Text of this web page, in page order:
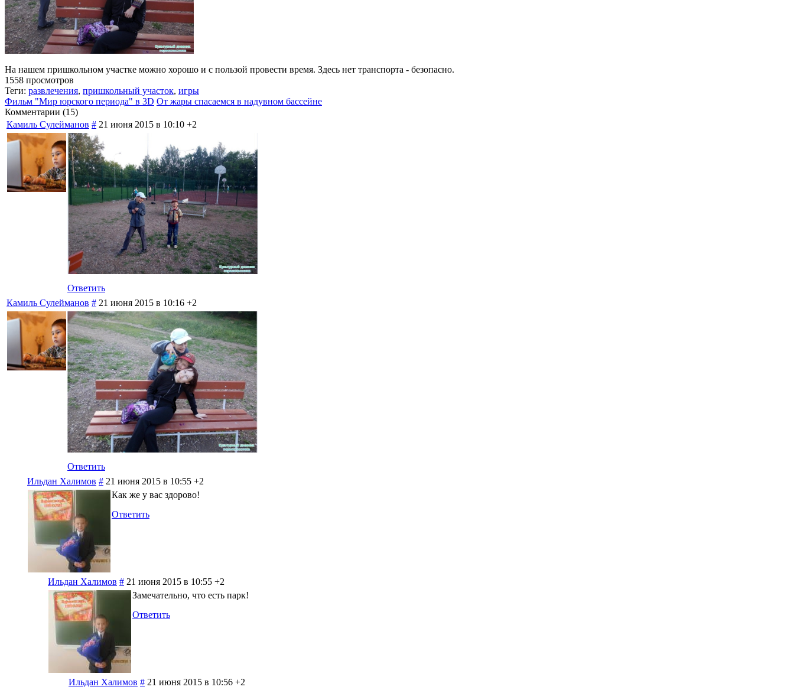
На нашем пришкольном участке можно хорошо и с пользой провести время. Здесь нет транспорта - безопасно.
1558 просмотров
Теги: развлечения, пришкольный участок, игры
Фильм "Мир юрского периода" в 3D От жары спасаемся в надувном бассейне
Комментарии (15)
Камиль Сулейманов # 21 июня 2015 в 10:10 +2
Ответить
Камиль Сулейманов # 21 июня 2015 в 10:16 +2
Ответить
Ильдан Халимов # 21 июня 2015 в 10:55 +2
Как же у вас здорово!
Ответить
Ильдан Халимов # 21 июня 2015 в 10:55 +2
Замечательно, что есть парк!
Ответить
Ильдан Халимов # 21 июня 2015 в 10:56 +2